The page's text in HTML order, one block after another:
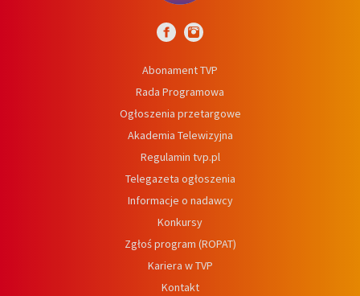
Abonament TVP
Rada Programowa
Ogłoszenia przetargowe
Akademia Telewizyjna
Regulamin tvp.pl
Telegazeta ogłoszenia
Informacje o nadawcy
Konkursy
Zgłoś program (ROPAT)
Kariera w TVP
Kontakt